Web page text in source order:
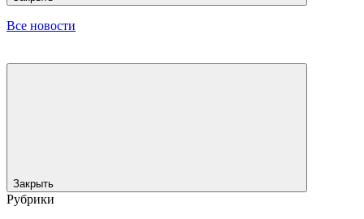
Все новости
Закрыть
Рубрики